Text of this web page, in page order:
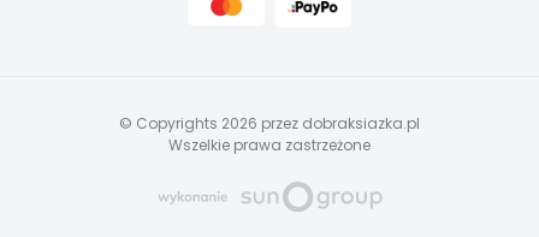
© Copyrights 2026 przez dobraksiazka.pl
Wszelkie prawa zastrzeżone